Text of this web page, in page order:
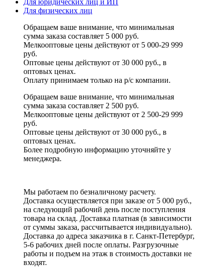
Для физических лиц
Обращаем ваше внимание, что минимальная
сумма заказа составляет 5 000 руб.
Мелкооптовые цены действуют от 5 000-29 999
руб.
Оптовые цены действуют от 30 000 руб., в
оптовых ценах.
Оплату принимаем только на р/с компании.
Обращаем ваше внимание, что минимальная
сумма заказа составляет 2 500 руб.
Мелкооптовые цены действуют от 2 500-29 999
руб.
Оптовые цены действуют от 30 000 руб., в
оптовых ценах.
Более подробную информацию уточняйте у
менеджера.
Мы работаем по безналичному расчету.
Доставка осуществляется при заказе от 5 000 руб.,
на следующий рабочий день после поступления
товара на склад. Доставка платная (в зависимости
от суммы заказа, рассчитывается индивидуально).
Доставка до адреса заказчика в г. Санкт-Петербург,
5-6 рабочих дней после оплаты. Разгрузочные
работы и подъем на этаж в стоимость доставки не
входят.